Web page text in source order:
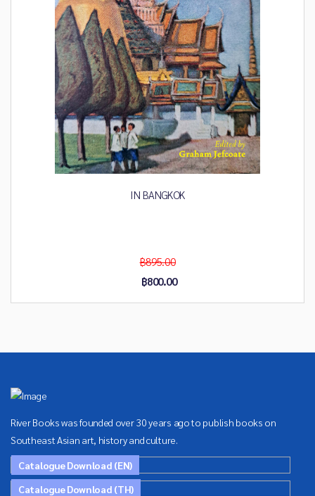
IN BANGKOK
฿895.00
฿800.00
River Books was founded over 30 years ago to publish books on
Southeast Asian art, history and culture.
Catalogue Download (EN)
Catalogue Download (TH)